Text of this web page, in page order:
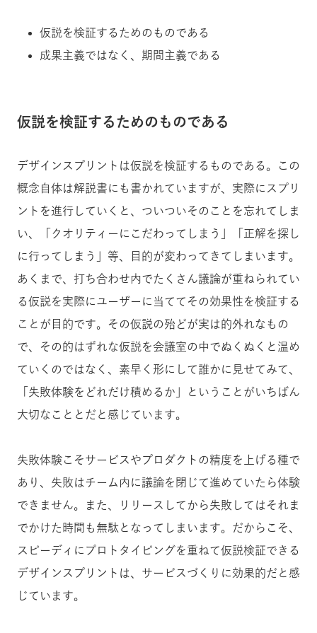
仮説を検証するためのものである
成果主義ではなく、期間主義である
仮説を検証するためのものである
デザインスプリントは仮説を検証するものである。この
概念自体は解説書にも書かれていますが、実際にスプリ
ントを進行していくと、ついついそのことを忘れてしま
い、「クオリティーにこだわってしまう」「正解を探し
に行ってしまう」等、目的が変わってきてしまいます。
あくまで、打ち合わせ内でたくさん議論が重ねられてい
る仮説を実際にユーザーに当ててその効果性を検証する
ことが目的です。その仮説の殆どが実は的外れなもの
で、その的はずれな仮説を会議室の中でぬくぬくと温め
ていくのではなく、素早く形にして誰かに見せてみて、
「失敗体験をどれだけ積めるか」ということがいちばん
大切なこととだと感じています。
失敗体験こそサービスやプロダクトの精度を上げる種で
あり、失敗はチーム内に議論を閉じて進めていたら体験
できません。また、リリースしてから失敗してはそれま
でかけた時間も無駄となってしまいます。だからこそ、
スピーディにプロトタイピングを重ねて仮説検証できる
デザインスプリントは、サービスづくりに効果的だと感
じています。